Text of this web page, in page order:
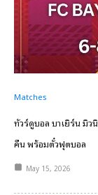
Matches
ทัวร์ดูบอล บาเยิร์น มิ
คืน พร้อมตั๋วฟุตบอล
May 15, 2026